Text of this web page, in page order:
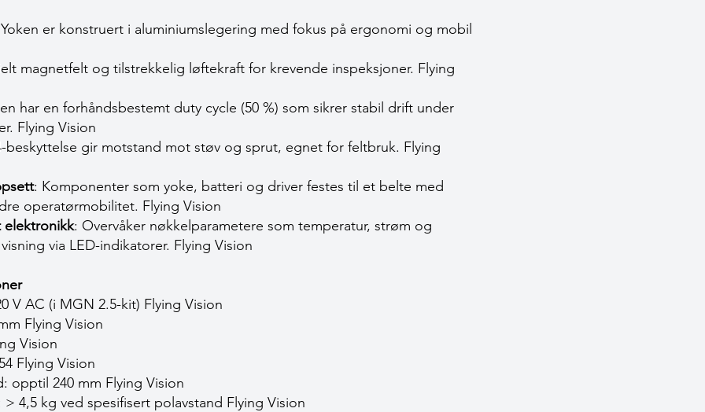
er konstruert i aluminiumslegering med fokus på ergonomi og mobil
magnetfelt og tilstrekkelig løftekraft for krevende inspeksjoner. Flying
har en forhåndsbestemt duty cycle (50 %) som sikrer stabil drift under
Flying Vision
beskyttelse gir motstand mot støv og sprut, egnet for feltbruk. Flying
: Komponenter som yoke, batteri og driver festes til et belte med
operatørmobilitet. Flying Vision
elektronikk: Overvåker nøkkelparametere som temperatur, strøm og
via LED-indikatorer. Flying Vision
V AC (i MGN 2.5-kit) Flying Vision
Flying Vision
Vision
Flying Vision
opptil 240 mm Flying Vision
4,5 kg ved spesifisert polavstand Flying Vision